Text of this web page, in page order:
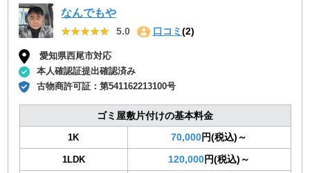
なんでもや
★★★★★
★★★★★ 5.0 口コミ (2)
愛知県西尾市対応
本人確認証提出確認済み
古物商許可証：第541162213100号
ゴミ屋敷片付けの基本料金
1K 70,000円(税込)～
1LDK 120,000円(税込)～